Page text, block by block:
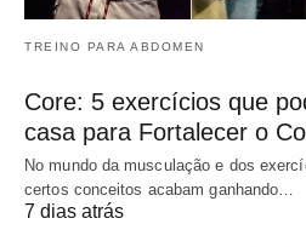
TREINO PARA ABDOMEN
Core: 5 exercícios que
casa para Fortalecer o
No mundo da musculação e dos
certos conceitos acabam ganhando…
7 dias atrás